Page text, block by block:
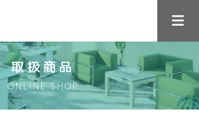
取扱商品
ONLINE SHOP